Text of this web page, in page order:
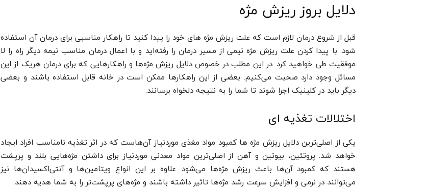
دلایل بروز ریزش مژه
قبل از شروع درمان لازم است که علت ریزش مژه های خود را پیدا کنید تا راهکار مناسبی برای درمان آن استفاده
شود. با پیدا کردن علت ریزش مژه نیمی از مسیر درمان را رفته‌اید و با اعمال درمان مناسب نیمه دیگر راه را لا
موفقیت طی خواهید کرد. در این مطلب در خصوص دلایل ریزش مژه‌ها و راهکارهایی که برای درمان هریک از این
مسائل وجود دارد صحبت می‌کنیم. بعضی از این راهکارها ممکن است در خانه قابل استفاده باشند و بعضی
دیگر باید در کلینیک اجرا شوند تا شما را به نتیجه دلخواه برسانند.
اختلالات تغذیه‌ ای
یکی از اصلی‌ترین دلایل ریزش مژه‌ ها کمبود مواد مغذی موردنیاز آن‌هاست که در اثر تغذیه نامناسب افراد ایجاد
خواهد شد. پروتئین، بیوتین و آهن از اصلی‌ترین مواد معدنی موردنیاز برای داشتن مژه‌هایی بلند و پرپشت
هستند که کمبود آن‌ها باعث ریزش مژه‌ها می‌شود. علاوه بر این انواع ویتامین‌ها و آنتی‌اکسیدان‌ها نیز
می‌توانند در نرمی و افزایش سرعت رشد مژه‌ها تاثیر داشته باشند و مژه‌های پرپشت‌تر را به شما هدیه دهند.